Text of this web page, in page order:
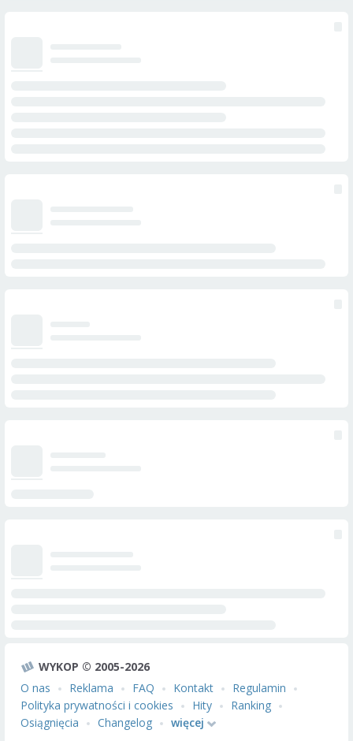
WYKOP © 2005-2026
O nas
Reklama FAQ Kontakt
Regulamin
Polityka prywatności i cookies
Hity
Ranking
Osiągnięcia
Changelog więcej